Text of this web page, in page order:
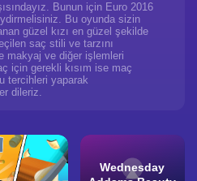
Bunun için Euro 2016
Bu oyunda sizin
güzel kızı en güzel şekilde
saç stili ve tarzını
makyaj ve diğer işlemleri
için gerekli kısım ise maç
tercihleri yaparak
dileriz.
Wednesday